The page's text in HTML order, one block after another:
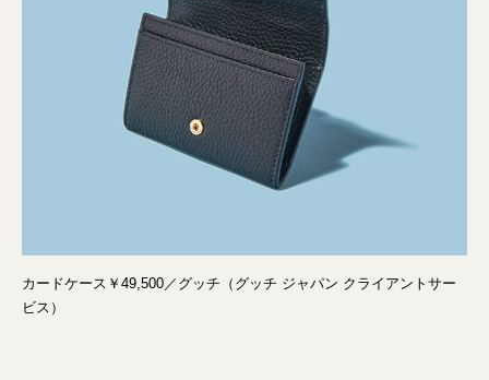
カードケース￥49,500／グッチ（グッチ ジャパン クライアントサー
ビス）